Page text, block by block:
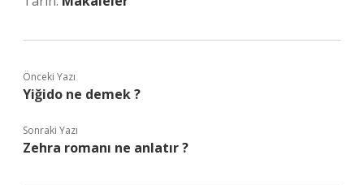
Önceki Yazı
Yiğido ne demek ?
Sonraki Yazı
Zehra romanı ne anlatır ?